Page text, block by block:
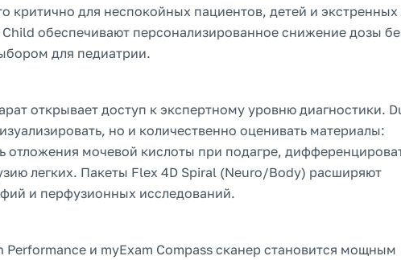
критично для неспокойных пациентов, детей и экстренных
Child обеспечивают персонализированное снижение дозы
для педиатрии.
открывает доступ к экспертному уровню диагностики.
но и количественно оценивать материалы:
отложения мочевой кислоты при подагре,
легких. Пакеты Flex 4D Spiral (Neuro/Body) расширяют
и перфузионных исследований.
Performance и myExam Compass сканер становится мощным